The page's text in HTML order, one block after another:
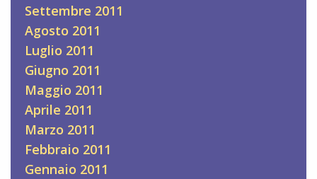
Settembre 2011
Agosto 2011
Luglio 2011
Giugno 2011
Maggio 2011
Aprile 2011
Marzo 2011
Febbraio 2011
Gennaio 2011